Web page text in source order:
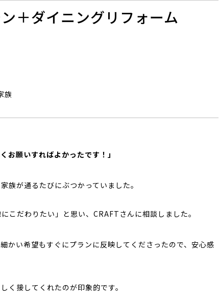
＋ダイニングリフォーム
族
お願いすればよかったです！」
族が通るたびにぶつかっていました。
こだわりたい」と思い、CRAFTさんに相談しました。
かい希望もすぐにプランに反映してくださったので、安心感
く接してくれたのが印象的です。